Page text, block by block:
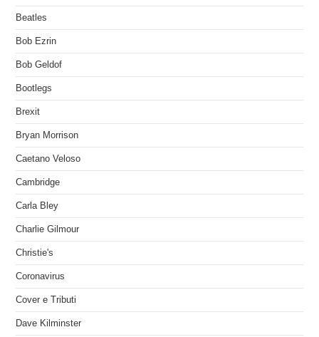
Beatles
Bob Ezrin
Bob Geldof
Bootlegs
Brexit
Bryan Morrison
Caetano Veloso
Cambridge
Carla Bley
Charlie Gilmour
Christie's
Coronavirus
Cover e Tributi
Dave Kilminster